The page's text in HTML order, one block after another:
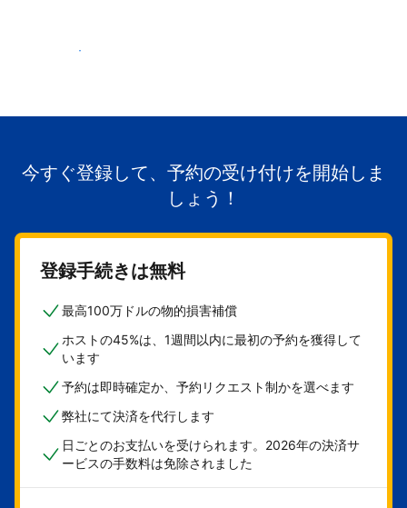
掲載を開始する
今すぐ登録して、予約の受け付けを開始しま
しょう！
登録手続きは無料
最高100万ドルの物的損害補償
ホストの45%は、1週間以内に最初の予約を獲得して
います
予約は即時確定か、予約リクエスト制かを選べます
弊社にて決済を代行します
日ごとのお支払いを受けられます。2026年の決済サ
ービスの手数料は免除されました